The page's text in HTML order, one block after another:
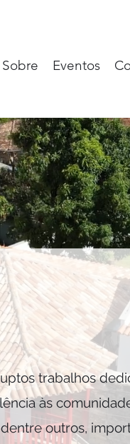
Sobre Eventos
trabalhos
às
outros,